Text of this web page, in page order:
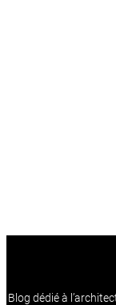
Blog dédié à